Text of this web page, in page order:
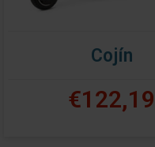
Cojín
€122,19